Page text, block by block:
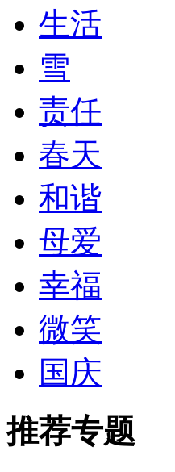
生活
雪
责任
春天
和谐
母爱
幸福
微笑
国庆
推荐专题